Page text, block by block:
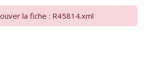
la fiche : R45814.xml